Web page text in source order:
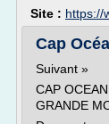
Site : https://
Cap
Suivant »
CAP
GRANDE